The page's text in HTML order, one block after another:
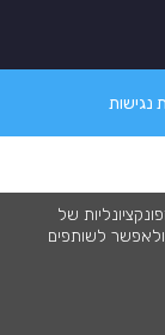
של
לשותפים
ניתן לדחות
אתה
נגישות